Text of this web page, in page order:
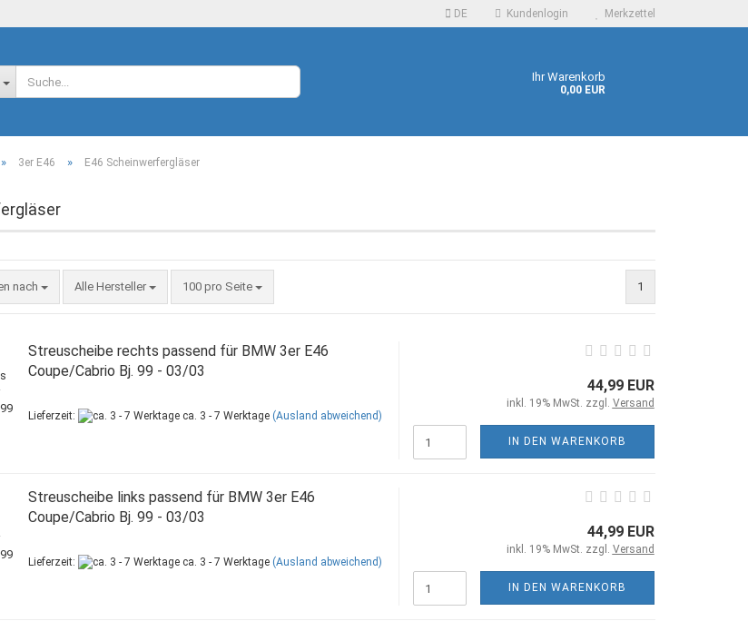
DE Kundenlogin
Konto erstellen
Merkzettel
Ihr Warenkorb
0,00 EUR
» 3er E46 » E46 Scheinwerfergläser
nach Alle Hersteller 100 pro Seite 1
Streuscheibe rechts passend für BMW 3er E46
Coupe/Cabrio Bj. 99 - 03/03
Lieferzeit: ca. 3 - 7 Werktage (Ausland abweichend)
44,99 EUR
inkl. 19% MwSt. zzgl. Versand
IN DEN WARENKORB
Streuscheibe links passend für BMW 3er E46
Coupe/Cabrio Bj. 99 - 03/03
Lieferzeit: ca. 3 - 7 Werktage (Ausland abweichend)
44,99 EUR
inkl. 19% MwSt. zzgl. Versand
IN DEN WARENKORB